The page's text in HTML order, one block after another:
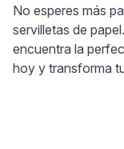
No esperes más
servilletas de
encuentra la
hoy y transforma